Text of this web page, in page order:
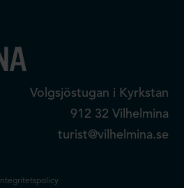
Volgsjöstugan i Kyrkstan
912 32 Vilhelmina
turist@vilhelmina.se
Integritetspolicy